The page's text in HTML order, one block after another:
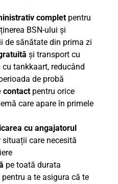
complet pentru
BSN-ului și
de sănătate din prima zi
și transport cu
tankkaart, reducând
de probă
contact pentru orice
care apare în primele
cu angajatorul
situații care necesită
pe toată durata
a te asigura că te